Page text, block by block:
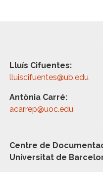
Lluís Cifuentes:
lluiscifuentes@ub.edu
Antònia Carré:
acarrep@uoc.edu
Centre de
Universitat de